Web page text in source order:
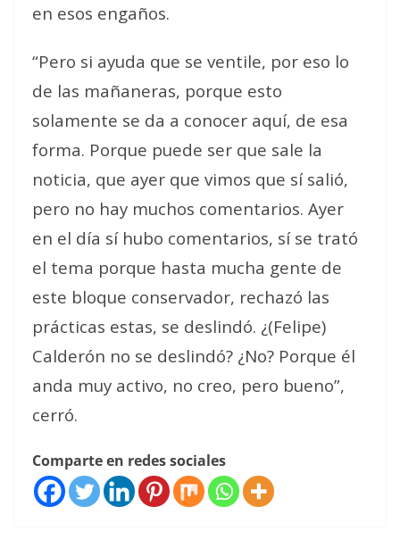
en esos engaños.
“Pero si ayuda que se ventile, por eso lo
de las mañaneras, porque esto
solamente se da a conocer aquí, de esa
forma. Porque puede ser que sale la
noticia, que ayer que vimos que sí salió,
pero no hay muchos comentarios. Ayer
en el día sí hubo comentarios, sí se trató
el tema porque hasta mucha gente de
este bloque conservador, rechazó las
prácticas estas, se deslindó. ¿(Felipe)
Calderón no se deslindó? ¿No? Porque él
anda muy activo, no creo, pero bueno”,
cerró.
Comparte en redes sociales